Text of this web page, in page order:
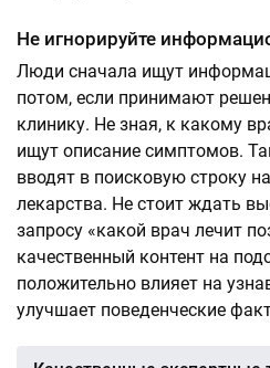
Не игнорируйте
Люди сначала ищут
потом, если принимают
клинику. Не зная, к какому
ищут описание симптомов.
вводят в поисковую строку
лекарства. Не стоит ждать
запросу «какой врач лечит
качественный контент на
положительно влияет на
улучшает поведенческие